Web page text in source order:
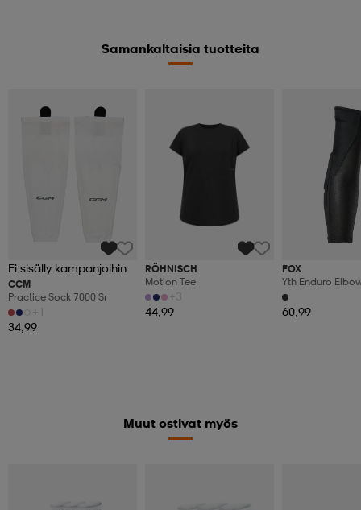
Samankaltaisia tuotteita
Ei sisälly kampanjoihin
CCM
Practice Sock 7000 Sr
+1
34,99
RÖHNISCH
Motion Tee
+3
44,99
FOX
Yth Enduro
60,99
Muut ostivat myös